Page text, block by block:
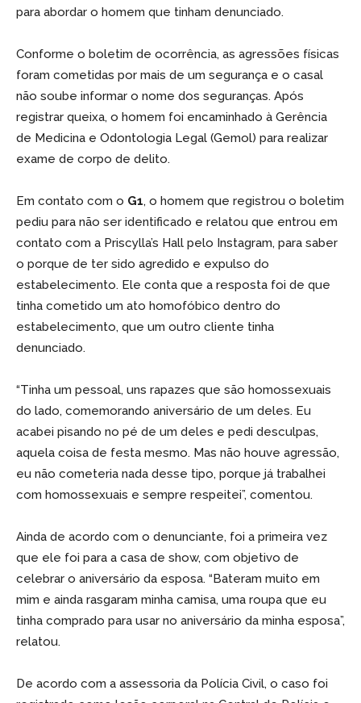
para abordar o homem que tinham denunciado.
Conforme o boletim de ocorrência, as agressões físicas
foram cometidas por mais de um segurança e o casal
não soube informar o nome dos seguranças. Após
registrar queixa, o homem foi encaminhado à Gerência
de Medicina e Odontologia Legal (Gemol) para realizar
exame de corpo de delito.
Em contato com o G1, o homem que registrou o boletim
pediu para não ser identificado e relatou que entrou em
contato com a Priscylla’s Hall pelo Instagram, para saber
o porque de ter sido agredido e expulso do
estabelecimento. Ele conta que a resposta foi de que
tinha cometido um ato homofóbico dentro do
estabelecimento, que um outro cliente tinha
denunciado.
“Tinha um pessoal, uns rapazes que são homossexuais
do lado, comemorando aniversário de um deles. Eu
acabei pisando no pé de um deles e pedi desculpas,
aquela coisa de festa mesmo. Mas não houve agressão,
eu não cometeria nada desse tipo, porque já trabalhei
com homossexuais e sempre respeitei”, comentou.
Ainda de acordo com o denunciante, foi a primeira vez
que ele foi para a casa de show, com objetivo de
celebrar o aniversário da esposa. “Bateram muito em
mim e ainda rasgaram minha camisa, uma roupa que eu
tinha comprado para usar no aniversário da minha esposa”,
relatou.
De acordo com a assessoria da Polícia Civil, o caso foi